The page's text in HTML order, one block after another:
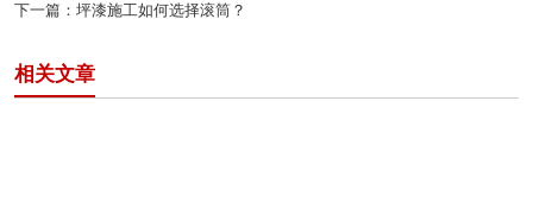
下一篇： 坪漆施工如何选择滚筒？
相关文章